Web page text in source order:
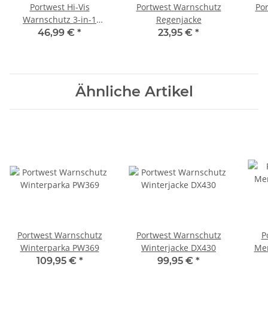
Portwest Hi-Vis
Warnschutz 3-in-1
Pilotjacke
46,99 € *
Portwest Warnschutz
Regenjacke
23,95 € *
Ähnliche Artikel
Portwest Warnschutz
Winterparka PW369
109,95 € *
Portwest Warnschutz
Winterjacke DX430
99,95 € *